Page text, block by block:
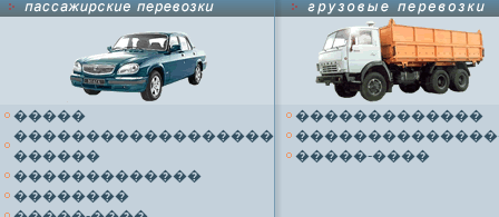
�����
������������������
������
�������������
��������
�������������
�����-����